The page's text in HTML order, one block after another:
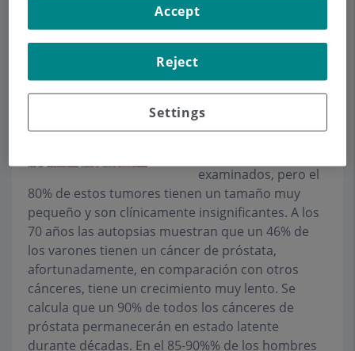
mayor parte de los cánceres prostáticos (95%) .
Es el llamadoadenocarcinoma de la próstata.
autopsias han
demostrado la
presencia de cáncer
de próstata en uno
examinados, pero el
80% de estos tumores tienen un tamaño muy
pequeño y son clínicamente insignificantes. A los
70 años las autopsias muestran que un 46% de
los varones tienen un cáncer de próstata,
afortunadamente, en comparación con otros
cánceres, tiene un crecimiento muy lento. Se
calcula que un 90% de todos los cánceres de
próstata permanecerán en estado latente
durante décadas. En el 85-90%% de los hombres
Settings
Reject
Accept